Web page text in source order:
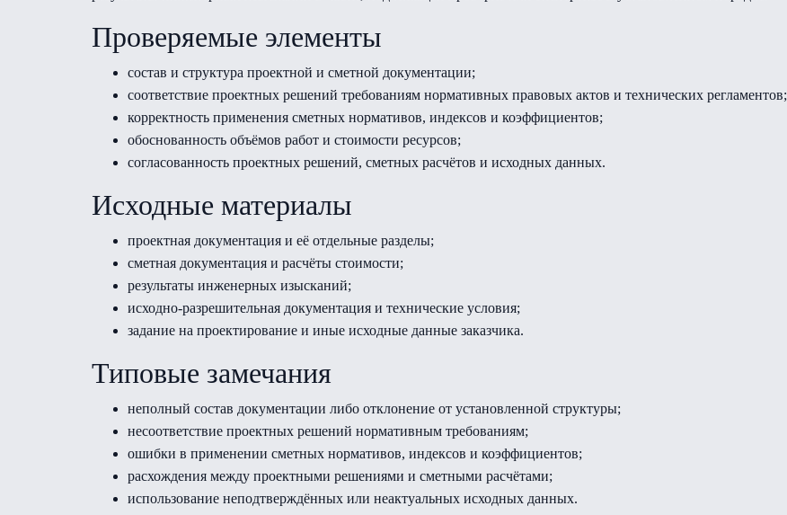
Проверяемые элементы
состав и структура проектной и сметной документации;
соответствие проектных решений требованиям нормативных правовых актов и технических регламентов;
корректность применения сметных нормативов, индексов и коэффициентов;
обоснованность объёмов работ и стоимости ресурсов;
согласованность проектных решений, сметных расчётов и исходных данных.
Исходные материалы
проектная документация и её отдельные разделы;
сметная документация и расчёты стоимости;
результаты инженерных изысканий;
исходно-разрешительная документация и технические условия;
задание на проектирование и иные исходные данные заказчика.
Типовые замечания
неполный состав документации либо отклонение от установленной структуры;
несоответствие проектных решений нормативным требованиям;
ошибки в применении сметных нормативов, индексов и коэффициентов;
расхождения между проектными решениями и сметными расчётами;
использование неподтверждённых или неактуальных исходных данных.